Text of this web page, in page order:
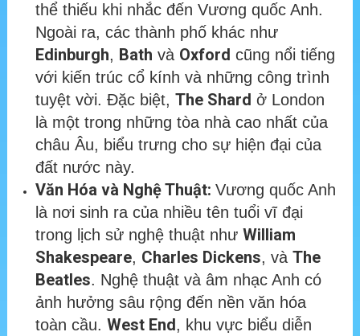
thể thiếu khi nhắc đến Vương quốc Anh.
Ngoài ra, các thành phố khác như
Edinburgh, Bath và Oxford cũng nổi tiếng
với kiến trúc cổ kính và những công trình
tuyệt vời. Đặc biệt, The Shard ở London
là một trong những tòa nhà cao nhất của
châu Âu, biểu trưng cho sự hiện đại của
đất nước này.
Văn Hóa và Nghệ Thuật: Vương quốc Anh
là nơi sinh ra của nhiều tên tuổi vĩ đại
trong lịch sử nghệ thuật như William
Shakespeare, Charles Dickens, và The
Beatles. Nghệ thuật và âm nhạc Anh có
ảnh hưởng sâu rộng đến nền văn hóa
toàn cầu. West End, khu vực biểu diễn